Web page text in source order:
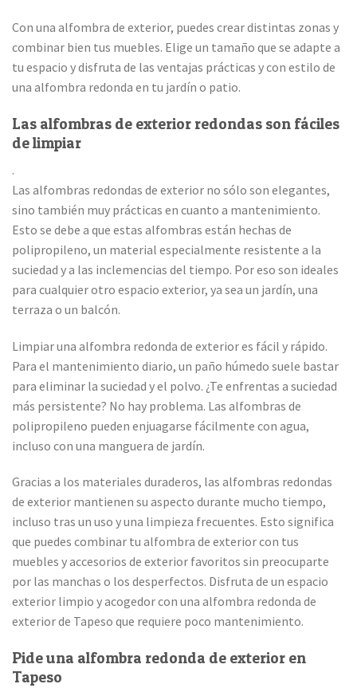
Con una alfombra de exterior, puedes crear distintas zonas y
combinar bien tus muebles. Elige un tamaño que se adapte a
tu espacio y disfruta de las ventajas prácticas y con estilo de
una alfombra redonda en tu jardín o patio.
Las alfombras de exterior redondas son fáciles
de limpiar
.
Las alfombras redondas de exterior no sólo son elegantes,
sino también muy prácticas en cuanto a mantenimiento.
Esto se debe a que estas alfombras están hechas de
polipropileno, un material especialmente resistente a la
suciedad y a las inclemencias del tiempo. Por eso son ideales
para cualquier otro espacio exterior, ya sea un jardín, una
terraza o un balcón.
Limpiar una alfombra redonda de exterior es fácil y rápido.
Para el mantenimiento diario, un paño húmedo suele bastar
para eliminar la suciedad y el polvo. ¿Te enfrentas a suciedad
más persistente? No hay problema. Las alfombras de
polipropileno pueden enjuagarse fácilmente con agua,
incluso con una manguera de jardín.
Gracias a los materiales duraderos, las alfombras redondas
de exterior mantienen su aspecto durante mucho tiempo,
incluso tras un uso y una limpieza frecuentes. Esto significa
que puedes combinar tu alfombra de exterior con tus
muebles y accesorios de exterior favoritos sin preocuparte
por las manchas o los desperfectos. Disfruta de un espacio
exterior limpio y acogedor con una alfombra redonda de
exterior de Tapeso que requiere poco mantenimiento.
Pide una alfombra redonda de exterior en
Tapeso